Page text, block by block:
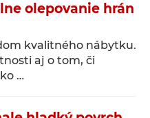
olepovanie hrán
kvalitného nábytku.
aj o tom, či
…